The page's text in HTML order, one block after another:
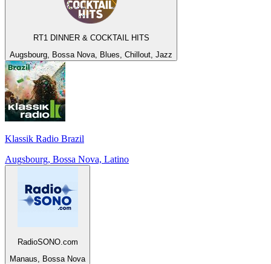
RT1 DINNER & COCKTAIL HITS
Augsbourg, Bossa Nova, Blues, Chillout, Jazz
Klassik Radio Brazil
Augsbourg, Bossa Nova, Latino
RadioSONO.com
Manaus, Bossa Nova